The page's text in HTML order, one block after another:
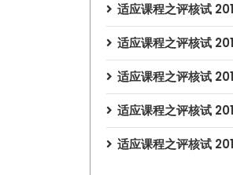
适应课程之评核试
适应课程之评核试
适应课程之评核试
适应课程之评核试
适应课程之评核试